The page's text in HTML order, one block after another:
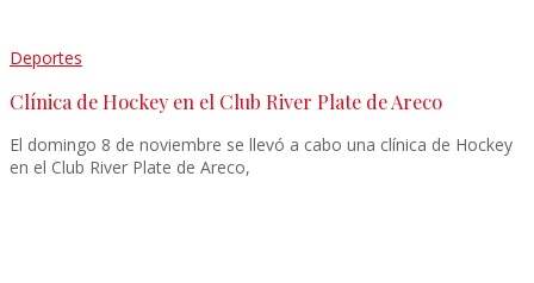
Deportes
Clínica de Hockey en el Club River Plate de Areco
El domingo 8 de noviembre se llevó a cabo una clínica de Hockey
en el Club River Plate de Areco,